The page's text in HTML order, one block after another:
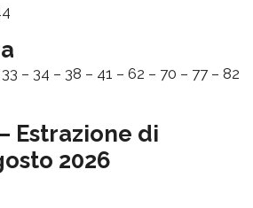
– 34 – 38 – 41 – 62 – 70 – 77 – 82
Estrazione di
2026